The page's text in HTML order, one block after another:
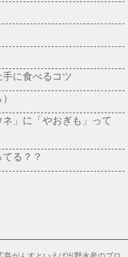
に食べるコツ
」に「やおぎも」って
る？？